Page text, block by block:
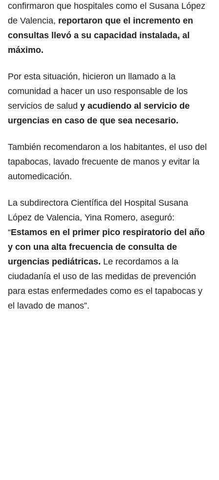
confirmaron que hospitales como el Susana López
de Valencia, reportaron que el incremento en
consultas llevó a su capacidad instalada, al
máximo.
Por esta situación, hicieron un llamado a la
comunidad a hacer un uso responsable de los
servicios de salud y acudiendo al servicio de
urgencias en caso de que sea necesario.
También recomendaron a los habitantes, el uso del
tapabocas, lavado frecuente de manos y evitar la
automedicación.
La subdirectora Científica del Hospital Susana
López de Valencia, Yina Romero, aseguró:
“Estamos en el primer pico respiratorio del año
y con una alta frecuencia de consulta de
urgencias pediátricas. Le recordamos a la
ciudadanía el uso de las medidas de prevención
para estas enfermedades como es el tapabocas y
el lavado de manos”.